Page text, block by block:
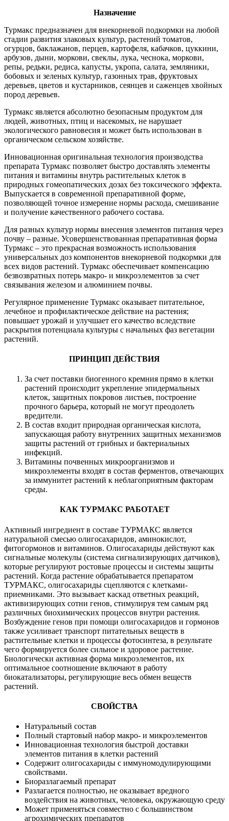
Назначение
Турмакс предназначен для внекорневой подкормки на любой
стадии развития злаковых культур, растений томатов,
огурцов, баклажанов, перцев, картофеля, кабачков, цуккини,
арбузов, дыни, моркови, свеклы, лука, чеснока, моркови,
репы, редьки, редиса, капусты, укропа, салата, земляники,
бобовых и зеленых культур, газонных трав, фруктовых
деревьев, цветов и кустарников, сеянцев и саженцев хвойных
пород деревьев.
Турмакс является абсолютно безопасным продуктом для
людей, животных, птиц и насекомых, не нарушает
экологического равновесия и может быть использован в
органическом сельском хозяйстве.
Инновационная оригинальная технология производства
препарата Турмакс позволяет быстро доставлять элементы
питания и витамины внутрь растительных клеток в
природных гомеопатических дозах без токсического эффекта.
Выпускается в современной препаративной форме,
позволяющей точное измерение нормы расхода, смешивание
и получение качественного рабочего состава.
Для разных культур нормы внесения элементов питания через
почву – разные. Усовершенствованная препаративная форма
Турмакс – это прекрасная возможность использования
универсальных доз компонентов внекорневой подкормки для
всех видов растений. Турмакс обеспечивает компенсацию
безвозвратных потерь макро- и микроэлементов за счет
связывания железом и алюминием почвы.
Регулярное применение Турмакс оказывает питательное,
лечебное и профилактическое действие на растения;
повышает урожай и улучшает его качество вследствие
раскрытия потенциала культуры с начальных фаз вегетации
растений.
ПРИНЦИП ДЕЙСТВИЯ
За счет поставки биогенного кремния прямо в клетки
растений происходит укрепление эпидермальных
клеток, защитных покровов листьев, построение
прочного барьера, который не могут преодолеть
вредители.
В состав входит природная органическая кислота,
запускающая работу внутренних защитных механизмов
защиты растений от грибных и бактериальных
инфекций.
Витамины почвенных микроорганизмов и
микроэлементы входят в состав ферментов, отвечающих
за иммунитет растений к неблагоприятным факторам
среды.
КАК ТУРМАКС РАБОТАЕТ
Активный ингредиент в составе ТУРМАКС является
натуральной смесью олигосахаридов, аминокислот,
фитогормонов и витаминов. Олигосахариды действуют как
сигнальные молекулы (система сигнализирующих датчиков),
которые регулируют ростовые процессы и системы защиты
растений. Когда растение обрабатывается препаратом
ТУРМАКС, олигосахариды сцепляются с клетками-
приемниками. Это вызывает каскад ответных реакций,
активизирующих сотни генов, стимулируя тем самым ряд
различных биохимических процессов внутри растения.
Возбуждение генов при помощи олигосахаридов и гормонов
также усиливает транспорт питательных веществ в
растительные клетки и процессы фотосинтеза, в результате
чего формируется более сильное и здоровое растение.
Биологически активная форма микроэлементов, их
оптимальное соотношение включают в работу
биокатализаторы, регулирующие весь обмен веществ
растений.
СВОЙСТВА
Натуральный состав
Полный стартовый набор макро- и микроэлементов
Инновационная технология быстрой доставки
элементов питания в клетки растений
Содержит олигосахариды с иммуномодулирующими
свойствами.
Биоразлагаемый препарат
Разлагается полностью, не оказывает вредного
воздействия на животных, человека, окружающую среду
Может применяться совместно с большинством
агрохимических препаратов